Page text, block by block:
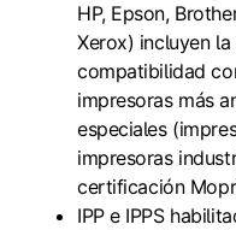
HP, Epson,
Xerox) incluyen
compatibilidad
impresoras más
especiales
impresoras
certificación
IPP e IPPS